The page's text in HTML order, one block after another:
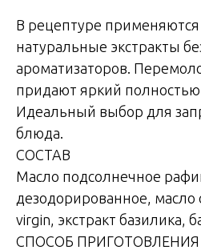
В рецептуре применяются
натуральные экстракты
ароматизаторов.
придают яркий полностью
Идеальный выбор для
блюда.
СОСТАВ
Масло подсолнечное
дезодорированное, масло
virgin, экстракт базилика,
СПОСОБ ПРИГОТОВЛЕНИЯ